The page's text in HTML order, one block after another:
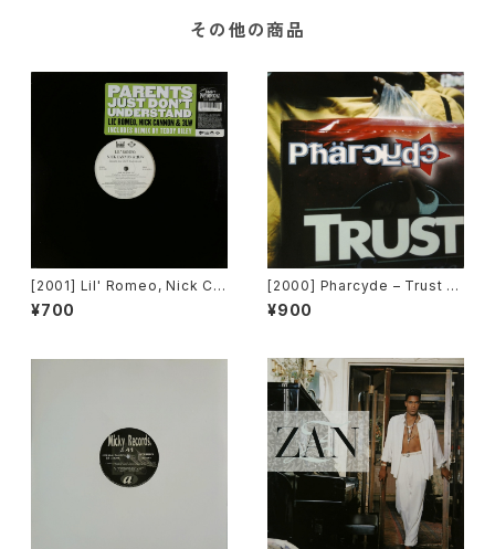
その他の商品
[2001] Lil' Romeo, Nick Ca
nnon & 3LW – Parents Just
Don't Understand [Jive, Ni
¥700
[2000] Pharcyde – Trust [E
del America Records]
¥900